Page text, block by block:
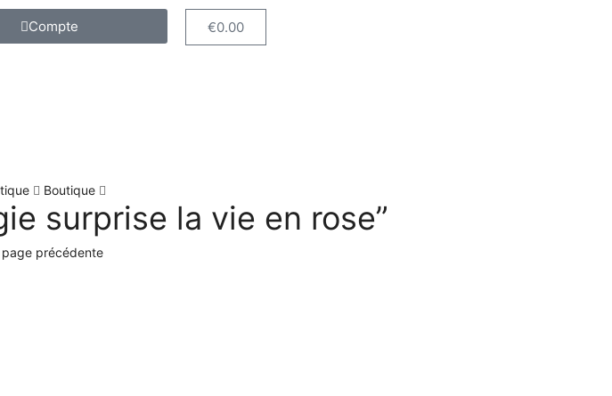
Compte €0.00
Boutique
surprise la vie en rose”
page précédente